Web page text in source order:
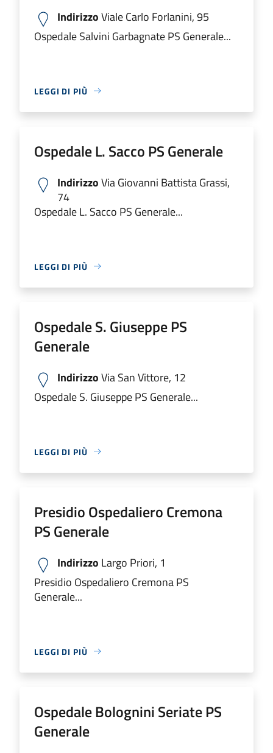
IndirizzoViale Carlo Forlanini, 95
Ospedale Salvini Garbagnate PS Generale...
LEGGI DI PIÙ
Ospedale L. Sacco PS Generale
IndirizzoVia Giovanni Battista Grassi,
74
Ospedale L. Sacco PS Generale...
LEGGI DI PIÙ
Ospedale S. Giuseppe PS
Generale
IndirizzoVia San Vittore, 12
Ospedale S. Giuseppe PS Generale...
LEGGI DI PIÙ
Presidio Ospedaliero Cremona
PS Generale
Indirizzo Largo Priori, 1
Presidio Ospedaliero Cremona PS
Generale...
LEGGI DI PIÙ
Ospedale Bolognini Seriate PS
Generale